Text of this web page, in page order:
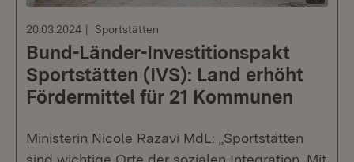
20.03.2024 Sportstätten
Bund-Länder-Investitionspakt
Sportstätten (IVS): Land erhöht
Fördermittel für 21 Kommunen
Ministerin Nicole Razavi MdL: „Sportstätten